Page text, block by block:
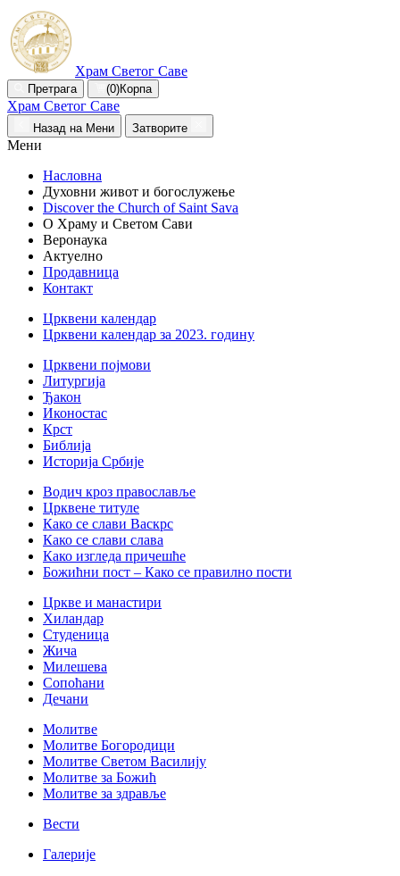
Храм Светог Саве
Претрага (0)Корпа
Храм Светог Саве
Назад на Мени Затворите
Мени
Насловна
Духовни живот и богослужење
Discover the Church of Saint Sava
О Храму и Светом Сави
Веронаука
Актуелно
Продавница
Контакт
Црквени календар
Црквени календар за 2023. годину
Црквени појмови
Литургија
Ђакон
Иконостас
Крст
Библија
Историја Србије
Водич кроз православље
Црквене титуле
Како се слави Васкрс
Како се слави слава
Како изгледа причешће
Божићни пост – Како се правилно пости
Цркве и манастири
Хиландар
Студеница
Жича
Милешева
Сопоћани
Дечани
Молитве
Молитве Богородици
Молитве Светом Василију
Молитве за Божић
Молитве за здравље
Вести
Галерије